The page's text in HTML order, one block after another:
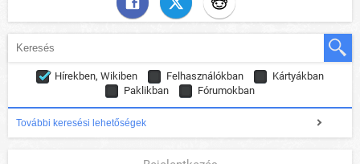
Hírekben, Wikiben Felhasználókban
Kártyákban
Paklikban
Fórumokban
További keresési lehetőségek